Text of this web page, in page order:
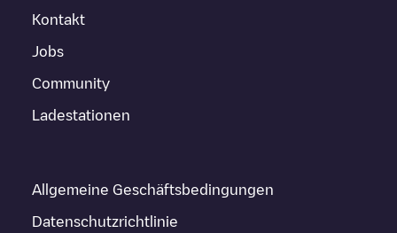
Kontakt
Jobs
Community
Ladestationen
Allgemeine Geschäftsbedingungen
Datenschutzrichtlinie